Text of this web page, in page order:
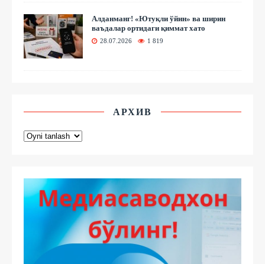
Алданманг! «Ютуқли ўйин» ва ширин
ваъдалар ортидаги қиммат хато
28.07.2026 1 819
АРХИВ